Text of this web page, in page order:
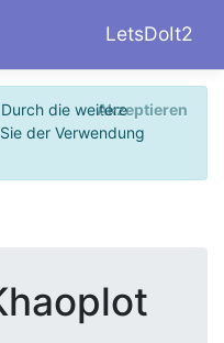
LetsDoIt2
die weitere
der Verwendung
Akzeptieren